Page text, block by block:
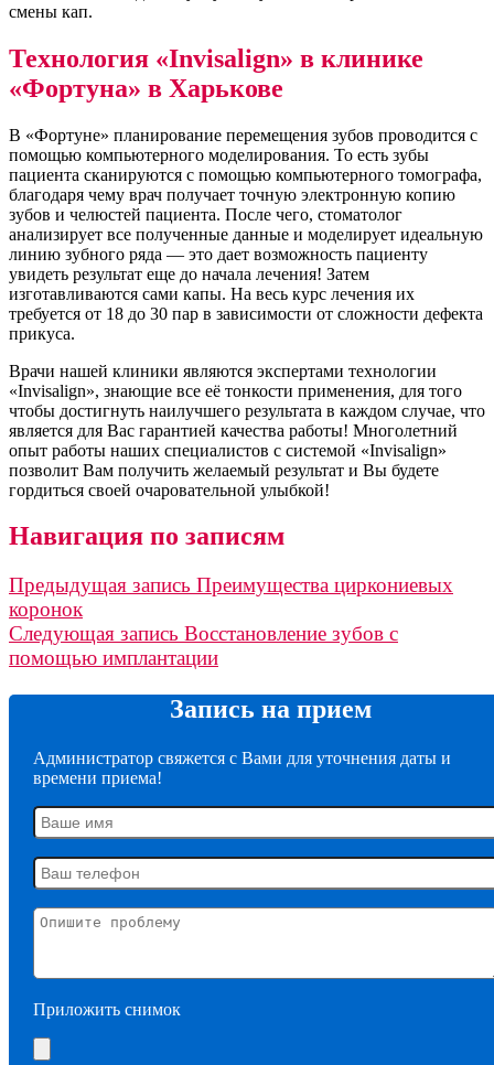
смены кап.
Технология «Invisalign» в клинике
«Фортуна» в Харькове
В «Фортуне» планирование перемещения зубов проводится с
помощью компьютерного моделирования. То есть зубы
пациента сканируются с помощью компьютерного томографа,
благодаря чему врач получает точную электронную копию
зубов и челюстей пациента. После чего, стоматолог
анализирует все полученные данные и моделирует идеальную
линию зубного ряда — это дает возможность пациенту
увидеть результат еще до начала лечения! Затем
изготавливаются сами капы. На весь курс лечения их
требуется от 18 до 30 пар в зависимости от сложности дефекта
прикуса.
Врачи нашей клиники являются экспертами технологии
«Invisalign», знающие все её тонкости применения, для того
чтобы достигнуть наилучшего результата в каждом случае, что
является для Вас гарантией качества работы! Многолетний
опыт работы наших специалистов с системой «Invisalign»
позволит Вам получить желаемый результат и Вы будете
гордиться своей очаровательной улыбкой!
Навигация по записям
Предыдущая запись Преимущества циркониевых
коронок
Следующая запись Восстановление зубов с
помощью имплантации
Запись на прием
Администратор свяжется с Вами для уточнения даты и
времени приема!
Приложить снимок